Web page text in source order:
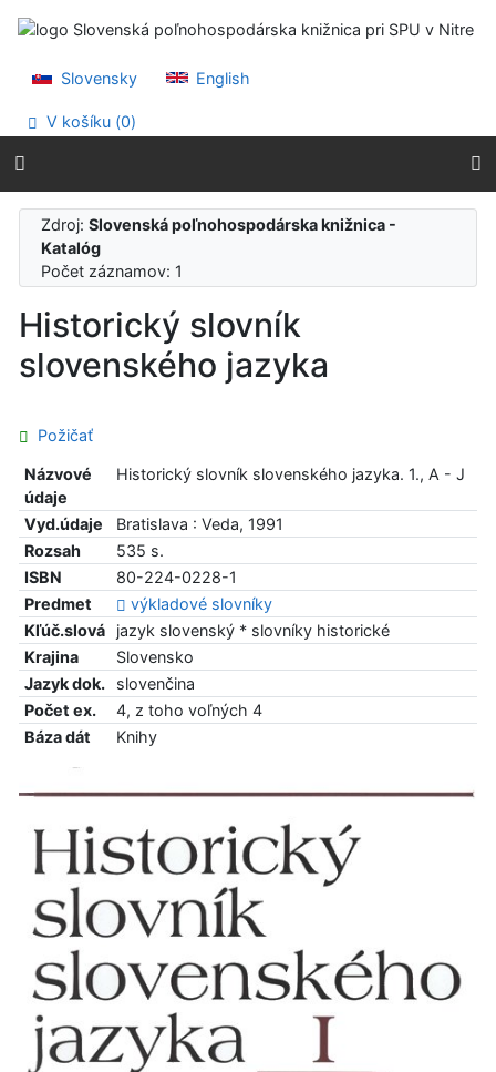
Prejsť na menu
Slovensky
English
V košíku (0)
Zdroj:Slovenská poľnohospodárska knižnica -
Katalóg
Počet záznamov: 1
Historický slovník
slovenského jazyka
Požičať
Názvové
údaje
Historický slovník slovenského jazyka. 1., A - J
Vyd.údaje
Bratislava : Veda, 1991
Rozsah
535 s.
ISBN
80-224-0228-1
Predmet
výkladové slovníky
Kľúč.slová
jazyk slovenský * slovníky historické
Krajina
Slovensko
Jazyk dok.
slovenčina
Počet ex.
4, z toho voľných 4
Báza dát
Knihy